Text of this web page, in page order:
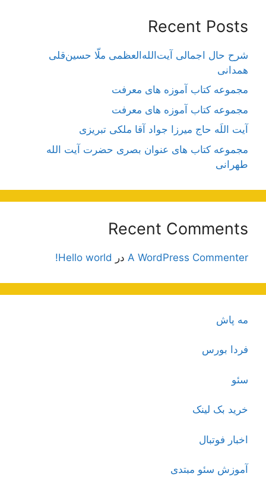
Recent Posts
شرح حال اجمالی آیت‌الله‌العظمی ملّا حسین‌قلی
همدانی
مجموعه کتاب آموزه های معرفت
مجموعه کتاب آموزه های معرفت
آیت اللَه حاج میرزا جواد آقا ملکی تبریزی
مجموعه کتاب های عنوان بصری حضرت آیت الله
طهرانی
Recent Comments
A WordPress Commenter در Hello world!
مه پاش
فردا بورس
سئو
خرید بک لینک
اخبار فوتبال
آموزش سئو مبتدی